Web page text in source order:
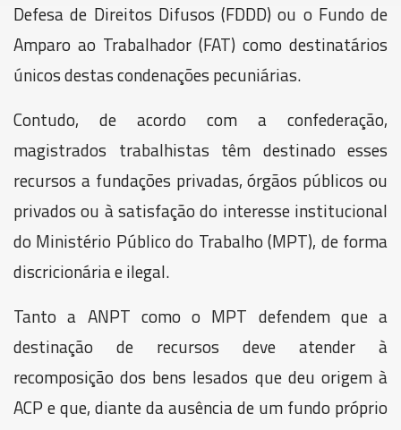
Defesa de Direitos Difusos (FDDD) ou o Fundo de
Amparo ao Trabalhador (FAT) como destinatários
únicos destas condenações pecuniárias.
Contudo, de acordo com a confederação,
magistrados trabalhistas têm destinado esses
recursos a fundações privadas, órgãos públicos ou
privados ou à satisfação do interesse institucional
do Ministério Público do Trabalho (MPT), de forma
discricionária e ilegal.
Tanto a ANPT como o MPT defendem que a
destinação de recursos deve atender à
recomposição dos bens lesados que deu origem à
ACP e que, diante da ausência de um fundo próprio